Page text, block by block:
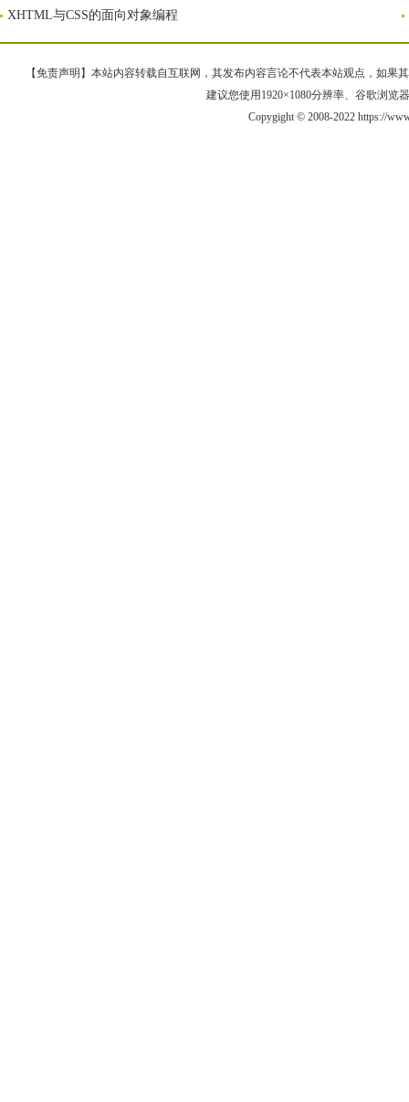
XHTML与CSS的面向对象编程
【免责声明】本站内容转载自互联网，其发布内容言论不代表本站观点，如果
建议您使用1920×1080分辨率、谷歌浏览
Copygight © 2008-2022 https://